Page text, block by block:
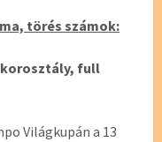
törés számok:
korosztály, full
Világkupán a 13